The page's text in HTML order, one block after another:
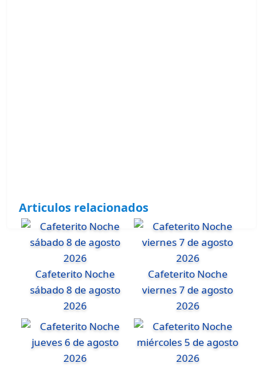
Articulos relacionados
Cafeterito Noche
sábado 8 de agosto
2026
Cafeterito Noche
viernes 7 de agosto
2026